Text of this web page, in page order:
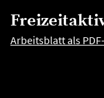
Arbeitsblatt als